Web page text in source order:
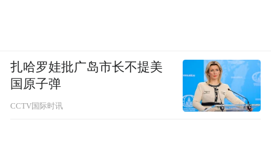
扎哈罗娃批广岛市长不提美
国原子弹
CCTV国际时讯